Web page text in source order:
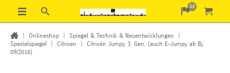
DE
Onlineshop Spiegel & Technik & Neuentwicklungen
Spezialspiegel
Citroen
Citroën Jumpy 3. Gen. (auch E-Jumpy ab Bj.
09/2016)